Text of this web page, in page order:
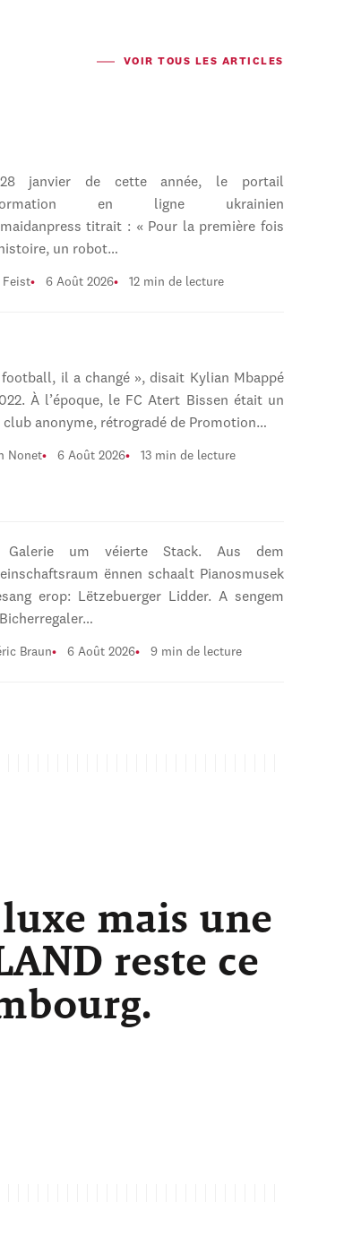
VOIR TOUS LES ARTICLES
janvier de cette année, le portail
en ligne ukrainien
titrait : « Pour la première fois
un robot…
Feist 6 Août 2026 12 min de lecture
football, il a changé », disait Kylian Mbappé
À l’époque, le FC Atert Bissen était un
anonyme, rétrogradé de Promotion…
Nonet 6 Août 2026 13 min de lecture
Galerie um véierte Stack. Aus dem
ënnen schaalt Pianosmusek
erop: Lëtzebuerger Lidder. A sengem
Braun 6 Août 2026 9 min de lecture
mais une
reste ce